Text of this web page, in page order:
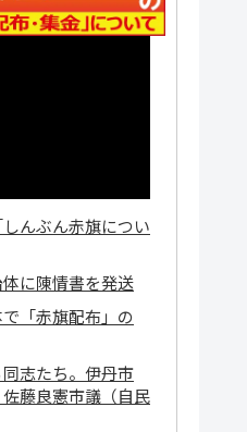
しんぶん赤旗につい
体に陳情書を発送
で「赤旗配布」の
同志たち。伊丹市
佐藤良憲市議（自民